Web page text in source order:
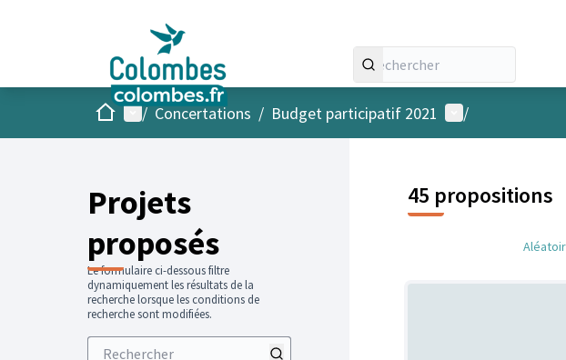
AccueilMenu principal
/ Concertations / Budget participatif 2021 Menu utilisateur
/
Projets
proposés
Le formulaire ci-dessous filtre
dynamiquement les résultats de la
recherche lorsque les conditions de
recherche sont modifiées.
45 propositions